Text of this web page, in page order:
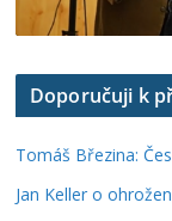
Doporučuji k
Tomáš Březina:
Jan Keller o